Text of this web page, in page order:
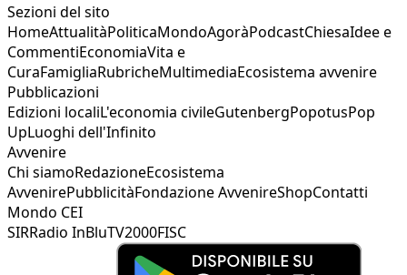
Sezioni del sito
HomeAttualitàPoliticaMondoAgoràPodcastChiesaIdee e
CommentiEconomiaVita e
CuraFamigliaRubricheMultimediaEcosistema avvenire
Pubblicazioni
Edizioni localiL'economia civileGutenbergPopotusPop
UpLuoghi dell'Infinito
Avvenire
Chi siamoRedazioneEcosistema
AvvenirePubblicitàFondazione AvvenireShopContatti
Mondo CEI
SIRRadio InBluTV2000FISC